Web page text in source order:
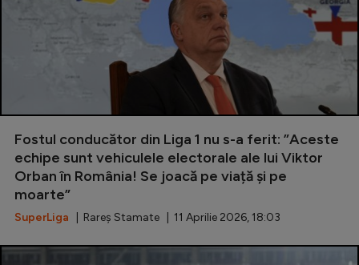
Fostul conducător din Liga 1 nu s-a ferit: ”Aceste
echipe sunt vehiculele electorale ale lui Viktor
Orban în România! Se joacă pe viață și pe
moarte”
SuperLiga | Rareș Stamate | 11 Aprilie 2026, 18:03